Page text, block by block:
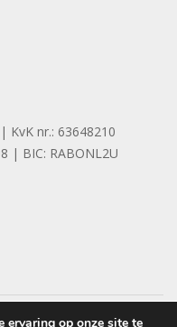
KvK nr.: 63648210
| BIC: RABONL2U
ervaring op onze site te